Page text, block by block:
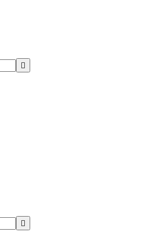

